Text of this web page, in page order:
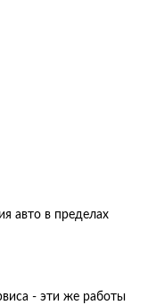
авто в пределах
- эти же работы